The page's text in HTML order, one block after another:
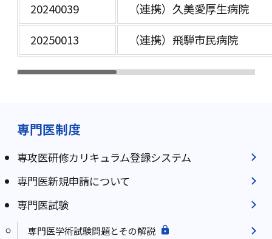
20240039
（連携）久美愛厚生病院
20250013
（連携）飛騨市民病院
専門医制度
専攻医研修カリキュラム登録システム
専門医新規申請について
専門医試験
専門医学術試験問題とその解説